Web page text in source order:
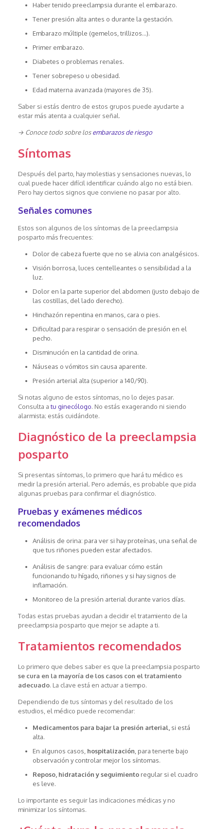
Haber tenido preeclampsia durante el embarazo.
Tener presión alta antes o durante la gestación.
Embarazo múltiple (gemelos, trillizos…).
Primer embarazo.
Diabetes o problemas renales.
Tener sobrepeso u obesidad.
Edad materna avanzada (mayores de 35).
Saber si estás dentro de estos grupos puede ayudarte a
estar más atenta a cualquier señal.
→ Conoce todo sobre losembarazos de riesgo
Síntomas
Después del parto, hay molestias y sensaciones nuevas, lo
cual puede hacer difícil identificar cuándo algo no está bien.
Pero hay ciertos signos que conviene no pasar por alto.
Señales comunes
Estos son algunos de los síntomas de la preeclampsia
posparto más frecuentes:
Dolor de cabeza fuerte que no se alivia con analgésicos.
Visión borrosa, luces centelleantes o sensibilidad a la
luz.
Dolor en la parte superior del abdomen (justo debajo de
las costillas, del lado derecho).
Hinchazón repentina en manos, cara o pies.
Dificultad para respirar o sensación de presión en el
pecho.
Disminución en la cantidad de orina.
Náuseas o vómitos sin causa aparente.
Presión arterial alta (superior a 140/90).
Si notas alguno de estos síntomas, no lo dejes pasar.
Consulta atu ginecólogo. No estás exagerando ni siendo
alarmista; estás cuidándote.
Diagnóstico de la preeclampsia
posparto
Si presentas síntomas, lo primero que hará tu médico es
medir la presión arterial. Pero además, es probable que pida
algunas pruebas para confirmar el diagnóstico.
Pruebas y exámenes médicos
recomendados
Análisis de orina: para ver si hay proteínas, una señal de
que tus riñones pueden estar afectados.
Análisis de sangre: para evaluar cómo están
funcionando tu hígado, riñones y si hay signos de
inflamación.
Monitoreo de la presión arterial durante varios días.
Todas estas pruebas ayudan a decidir el tratamiento de la
preeclampsia posparto que mejor se adapte a ti.
Tratamientos recomendados
Lo primero que debes saber es que la preeclampsia posparto
se cura en la mayoría de los casos con el tratamiento
adecuado. La clave está en actuar a tiempo.
Dependiendo de tus síntomas y del resultado de los
estudios, el médico puede recomendar:
Medicamentos para bajar la presión arterial, si está
alta.
En algunos casos, hospitalización , para tenerte bajo
observación y controlar mejor los síntomas.
Reposo, hidratación y seguimiento regular si el cuadro
es leve.
Lo importante es seguir las indicaciones médicas y no
minimizar los síntomas.